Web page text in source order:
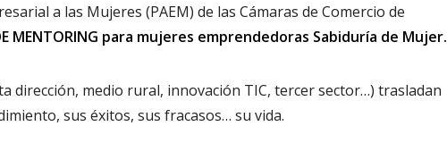
a las Mujeres (PAEM) de las Cámaras de Comercio de
MENTORING para mujeres emprendedoras Sabiduría de Mujer.
dirección, medio rural, innovación TIC, tercer sector…) trasladan
sus éxitos, sus fracasos… su vida.